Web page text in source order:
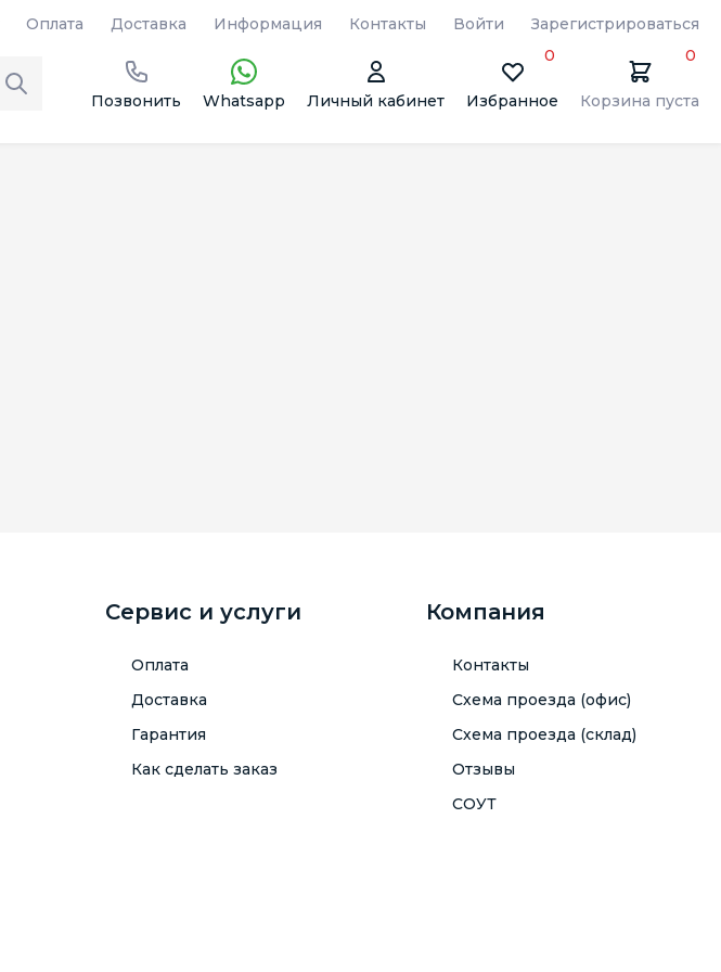
Оплата Доставка Информация Контакты Войти Зарегистрироваться
Позвонить Whatsapp Личный кабинет Избранное
0
Корзина пуста
0
Сервис и услуги
Оплата
Доставка
Гарантия
Как сделать заказ
Компания
Контакты
Схема проезда (офис)
Схема проезда (склад)
Отзывы
СОУТ